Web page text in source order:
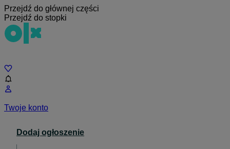
Przejdź do głównej części
Przejdź do stopki
Twoje konto
Dodaj ogłoszenie